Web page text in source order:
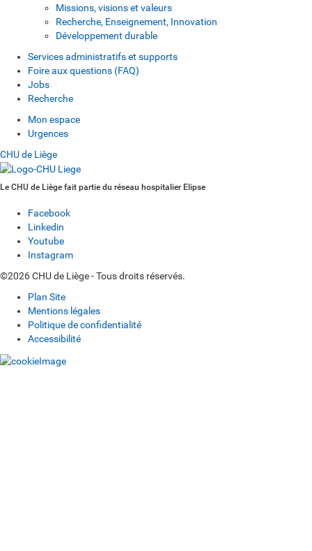
Missions, visions et valeurs
Recherche, Enseignement, Innovation
Développement durable
Services administratifs et supports
Foire aux questions (FAQ)
Jobs
Recherche
Mon espace
Urgences
CHU de Liège
Le CHU de Liège fait partie du réseau hospitalier Elipse
Facebook
Linkedin
Youtube
Instagram
©2026 CHU de Liège - Tous droits réservés.
Plan Site
Mentions légales
Politique de confidentialité
Accessibilité